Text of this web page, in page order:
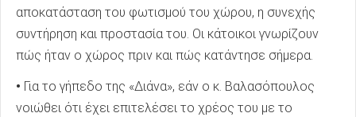
αποκατάσταση του φωτισμού του χώρου, η συνεχής
συντήρηση και προστασία του. Οι κάτοικοι γνωρίζουν
πώς ήταν ο χώρος πριν και πώς κατάντησε σήμερα.
• Για το γήπεδο της «Διάνα», εάν ο κ. Βαλασόπουλος
νοιώθει ότι έχει επιτελέσει το χρέος του με το